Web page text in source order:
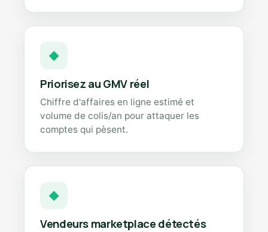
◆
Priorisez au GMV réel
Chiffre d'affaires en ligne estimé et
volume de colis/an pour attaquer les
comptes qui pèsent.
◆
Vendeurs marketplace détectés